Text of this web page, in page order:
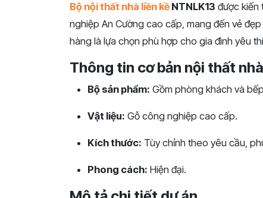
Bộ nội thất nhà liền kề NTNLK13 được kiến
nghiệp An Cường cao cấp, mang đến vẻ
hàng là lựa chọn phù hợp cho gia đình yêu
Thông tin cơ bản nội thất
Bộ sản phẩm: Gồm phòng khách và
Vật liệu: Gỗ công nghiệp cao cấp.
Kích thước: Tùy chỉnh theo yêu cầu,
Phong cách: Hiện đại.